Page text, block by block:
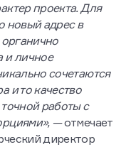
проекта. Для
новый адрес в
и личное
сочетаются
и то качество
работы с
—отмечает
директор